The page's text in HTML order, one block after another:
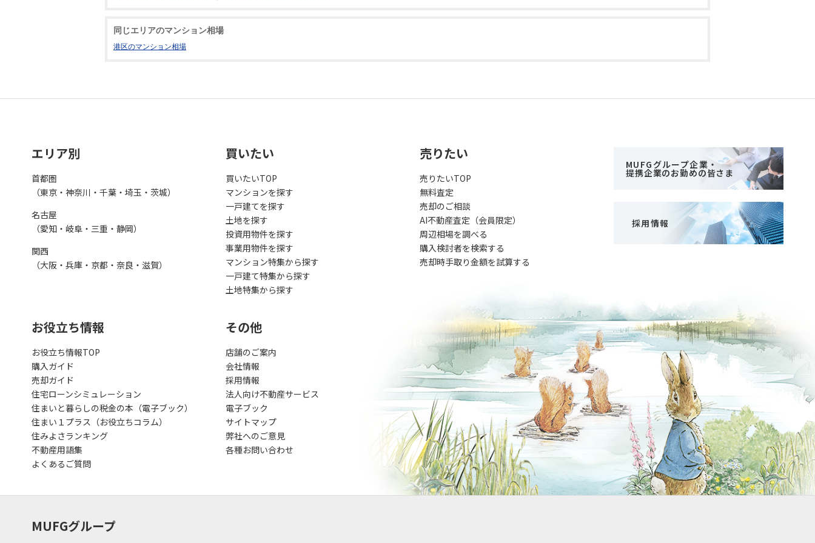
同じエリアのマンション相場
港区のマンション相場
エリア別
首都圏
（東京・神奈川・千葉・埼玉・茨城）
名古屋
（愛知・岐阜・三重・静岡）
関西
（大阪・兵庫・京都・奈良・滋賀）
買いたい
買いたいTOP
マンションを探す
一戸建てを探す
土地を探す
投資用物件を探す
事業用物件を探す
マンション特集から探す
一戸建て特集から探す
土地特集から探す
売りたい
売りたいTOP
無料査定
売却のご相談
AI不動産査定（会員限定）
周辺相場を調べる
購入検討者を検索する
売却時手取り金額を試算する
MUFGグループ企業・
提携企業のお勤めの皆さま
採用情報
お役立ち情報
お役立ち情報TOP
購入ガイド
売却ガイド
住宅ローンシミュレーション
住まいと暮らしの税金の本（電子ブック）
住まい１プラス（お役立ちコラム）
住みよさランキング
不動産用語集
よくあるご質問
その他
店舗のご案内
会社情報
採用情報
法人向け不動産サービス
電子ブック
サイトマップ
弊社へのご意見
各種お問い合わせ
MUFGグループ